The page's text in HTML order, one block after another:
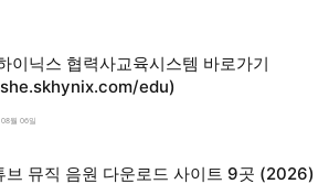
이닉스 협력사교육시스템 바로가기
edu)
월 06일
브 뮤직 음원 다운로드 사이트 9곳 (2026)